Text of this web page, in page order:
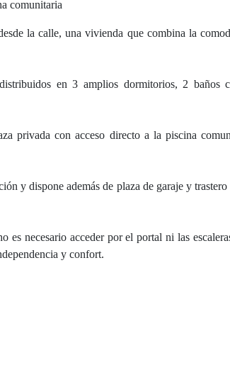
comunitaria
la calle, una vivienda que combina la
en 3 amplios dormitorios, 2 baños
privada con acceso directo a la piscina
y dispone además de plaza de garaje y
es necesario acceder por el portal ni las
y confort.